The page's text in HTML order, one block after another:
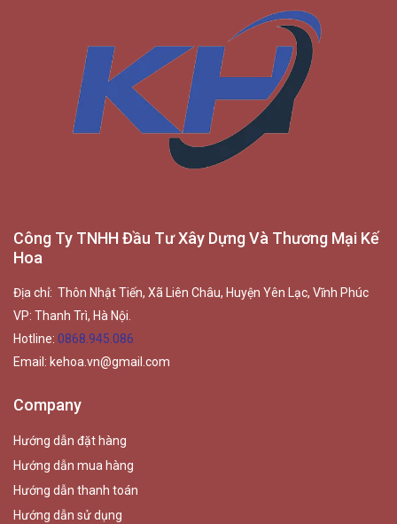
Công Ty TNHH Đầu Tư Xây Dựng Và Thương Mại Kế
Hoa
Địa chỉ: Thôn Nhật Tiến, Xã Liên Châu, Huyện Yên Lạc, Vĩnh Phúc
VP: Thanh Trì, Hà Nội.
Hotline: 0868.945.086
Email: kehoa.vn@gmail.com
Company
Hướng dẫn đặt hàng
Hướng dẫn mua hàng
Hướng dẫn thanh toán
Hướng dẫn sử dụng